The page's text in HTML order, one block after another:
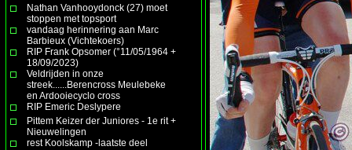
Nathan Vanhooydonck (27) moet
stoppen met topsport
vandaag herinnering aan Marc
Barbieux (Vichtekoers)
RIP Frank Opsomer (°11/05/1964 +
18/09/2023)
Veldrijden in onze
streek......Berencross Meulebeke
en Ardooiecyclo cross
RIP Emeric Deslypere
Pittem Keizer der Juniores - 1e rit +
Nieuwelingen
rest Koolskamp -laatste deel